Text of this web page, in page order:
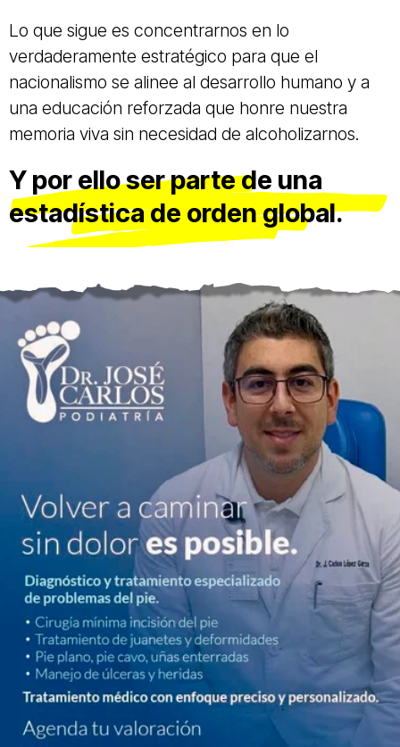
Lo que sigue es concentrarnos en lo
verdaderamente estratégico para que el
nacionalismo se alinee al desarrollo humano y a
una educación reforzada que honre nuestra
memoria viva sin necesidad de alcoholizarnos.
Y por ello ser parte de una
estadística de orden global.